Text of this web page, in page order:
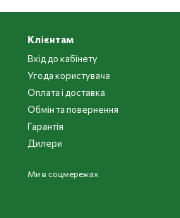
Клієнтам
Вхід до кабінету
Угода користувача
Оплата і доставка
Обмін та повернення
Гарантія
Дилери
Ми в соцмережах